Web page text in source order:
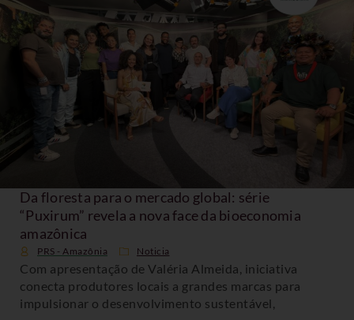
Da floresta para o mercado global: série
“Puxirum” revela a nova face da bioeconomia
amazônica
PRS - Amazônia Noticia
Com apresentação de Valéria Almeida, iniciativa
conecta produtores locais a grandes marcas para
impulsionar o desenvolvimento sustentável,